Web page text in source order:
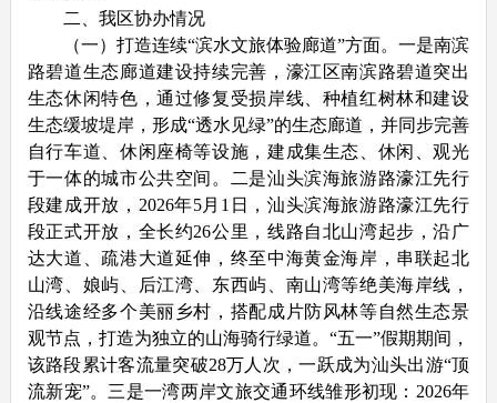
二、我区协办情况
（一）打造连续“滨水文旅体验廊道”方面。一是南滨
路碧道生态廊道建设持续完善，濠江区南滨路碧道突出
生态休闲特色，通过修复受损岸线、种植红树林和建设
生态缓坡堤岸，形成“透水见绿”的生态廊道，并同步完善
自行车道、休闲座椅等设施，建成集生态、休闲、观光
于一体的城市公共空间。二是汕头滨海旅游路濠江先行
段建成开放，2026年5月1日，汕头滨海旅游路濠江先行
段正式开放，全长约26公里，线路自北山湾起步，沿广
达大道、疏港大道延伸，终至中海黄金海岸，串联起北
山湾、娘屿、后江湾、东西屿、南山湾等绝美海岸线，
沿线途经多个美丽乡村，搭配成片防风林等自然生态景
观节点，打造为独立的山海骑行绿道。“五一”假期期间，
该路段累计客流量突破28万人次，一跃成为汕头出游“顶
流新宠”。三是一湾两岸文旅交通环线雏形初现：2026年